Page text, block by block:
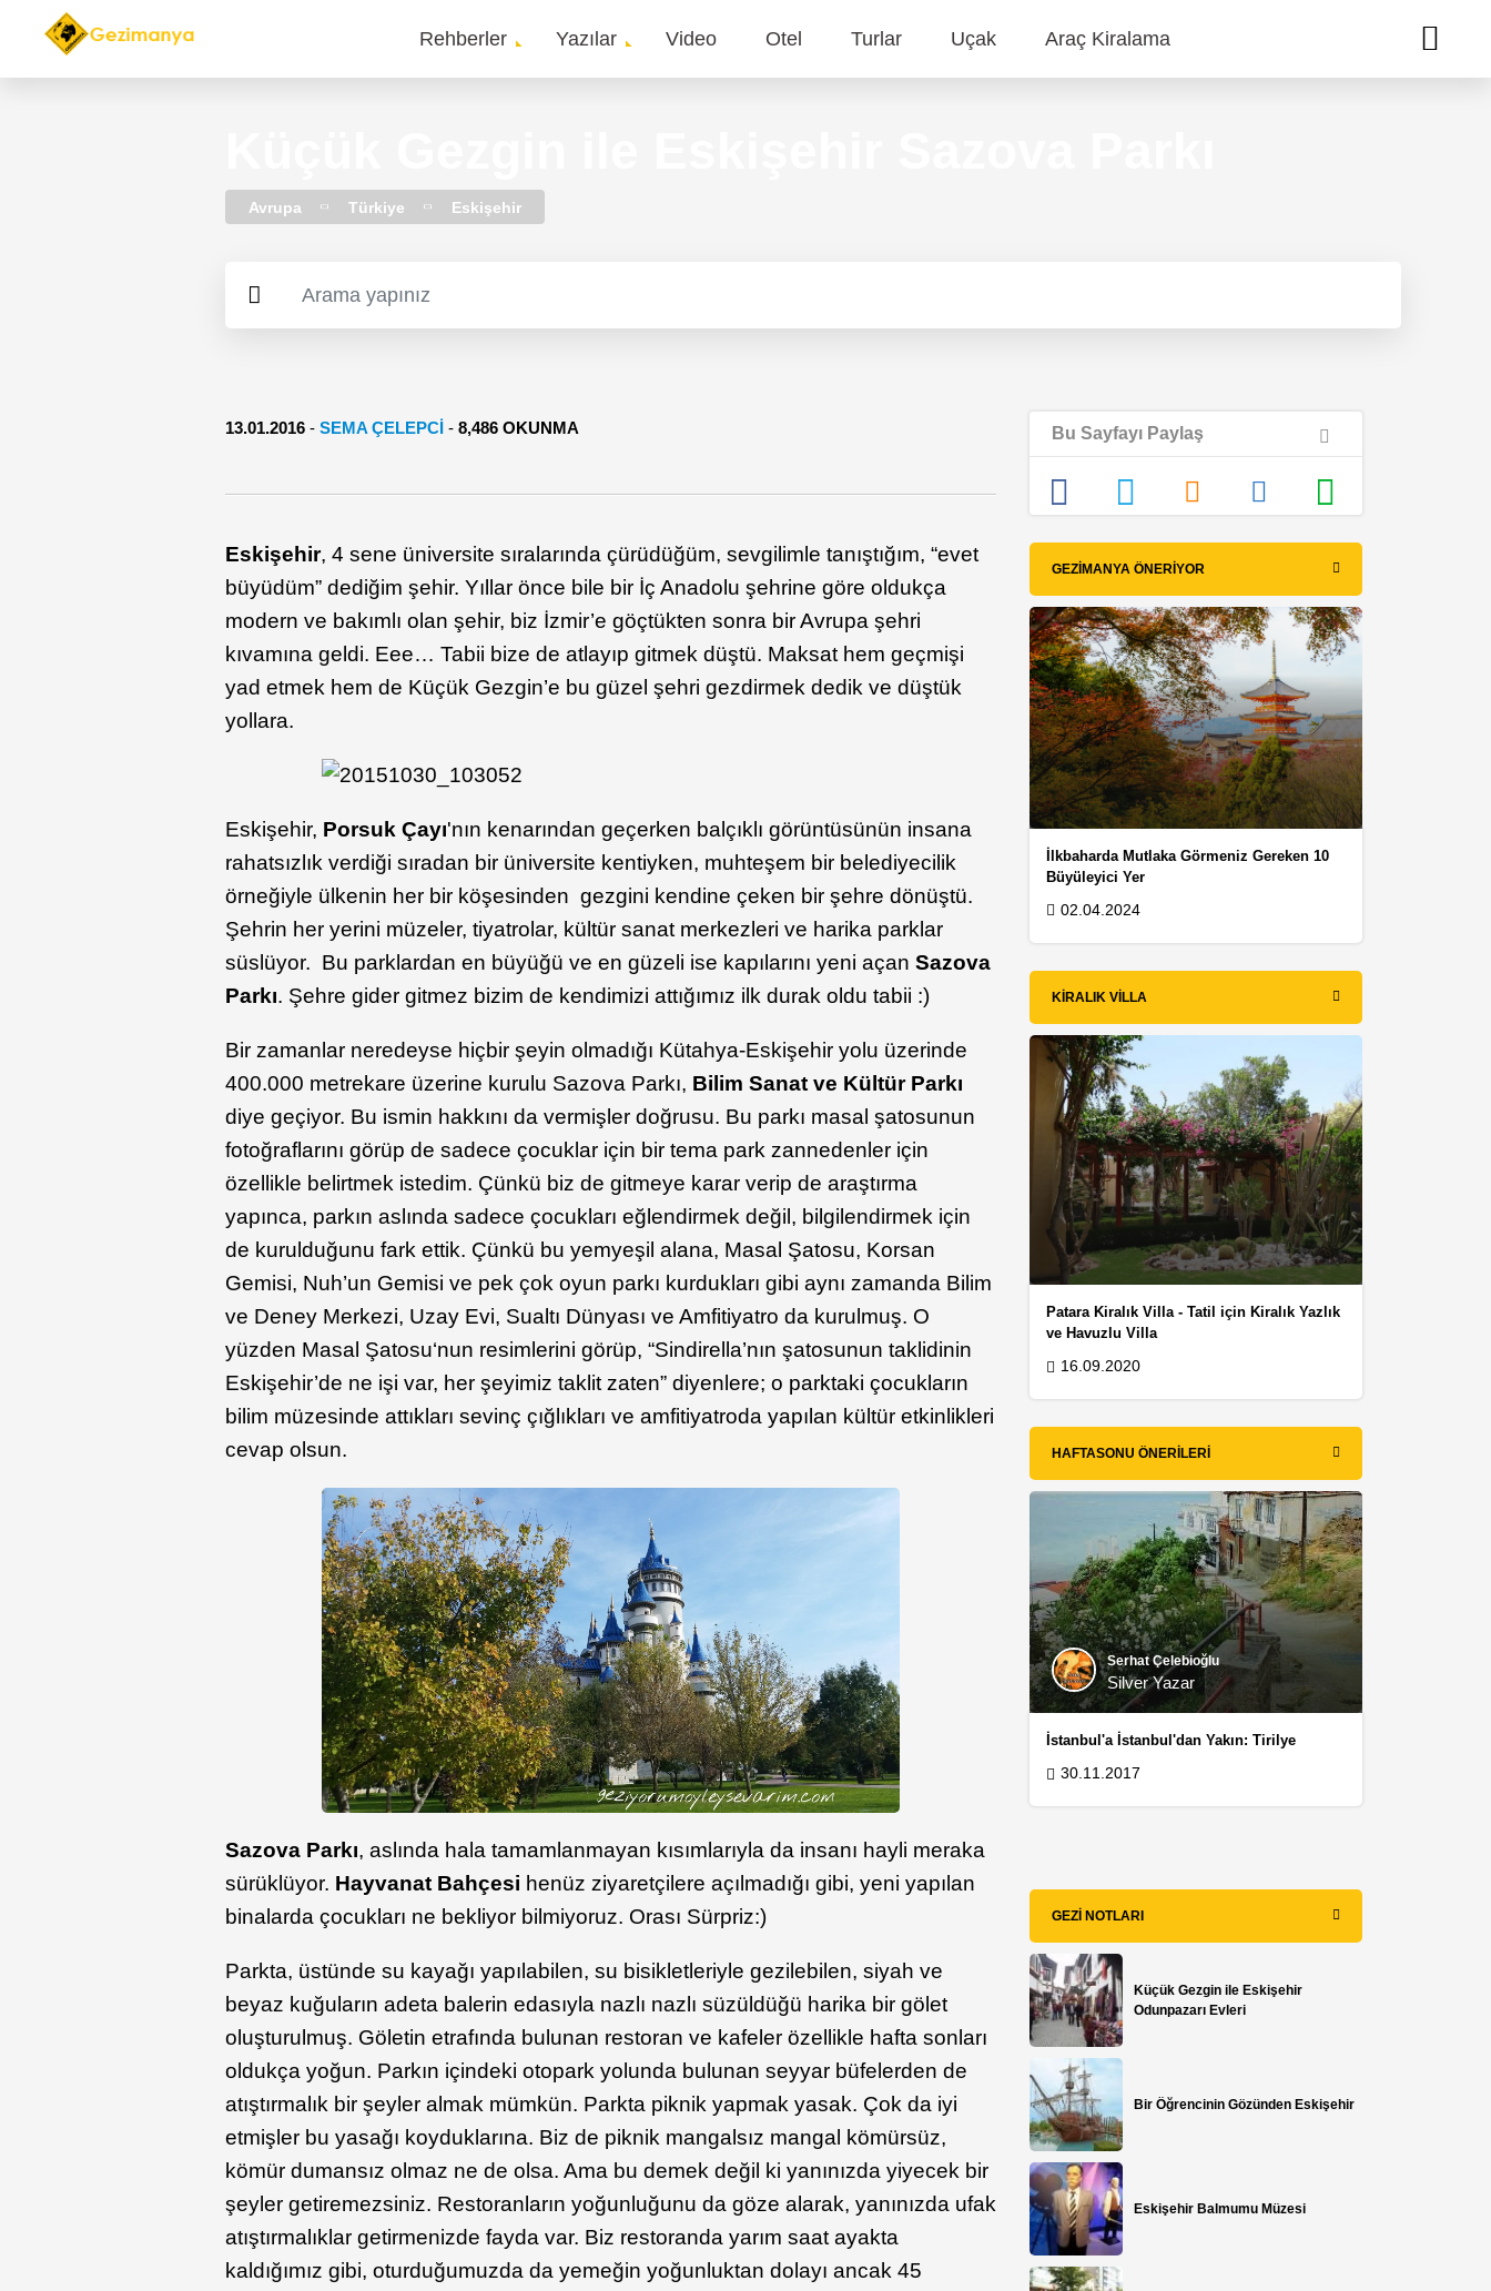
Main
Rehberler Yazılar Video Otel Turlar Uçak Araç Kiralama
Avrupa Türkiye Eskişehir
13.01.2016 -SEMA ÇELEPCI -8,486 OKUNMA
Eskişehir, 4 sene üniversite sıralarında çürüdüğüm, sevgilimle tanıştığım, “evet
büyüdüm” dediğim şehir. Yıllar önce bile bir İç Anadolu şehrine göre oldukça
modern ve bakımlı olan şehir, biz İzmir’e göçtükten sonra bir Avrupa şehri
kıvamına geldi. Eee… Tabii bize de atlayıp gitmek düştü. Maksat hem geçmişi
yad etmek hem de Küçük Gezgin’e bu güzel şehri gezdirmek dedik ve düştük
yollara.
Eskişehir, Porsuk Çayı'nın kenarından geçerken balçıklı görüntüsünün insana
rahatsızlık verdiği sıradan bir üniversite kentiyken, muhteşem bir belediyecilik
örneğiyle ülkenin her bir köşesinden gezgini kendine çeken bir şehre dönüştü.
Şehrin her yerini müzeler, tiyatrolar, kültür sanat merkezleri ve harika parklar
süslüyor. Bu parklardan en büyüğü ve en güzeli ise kapılarını yeni açanSazova
Parkı. Şehre gider gitmez bizim de kendimizi attığımız ilk durak oldu tabii :)
Bir zamanlar neredeyse hiçbir şeyin olmadığı Kütahya-Eskişehir yolu üzerinde
400.000 metrekare üzerine kurulu Sazova Parkı, Bilim Sanat ve Kültür Parkı
diye geçiyor. Bu ismin hakkını da vermişler doğrusu. Bu parkı masal şatosunun
fotoğraflarını görüp de sadece çocuklar için bir tema park zannedenler için
özellikle belirtmek istedim. Çünkü biz de gitmeye karar verip de araştırma
yapınca, parkın aslında sadece çocukları eğlendirmek değil, bilgilendirmek için
de kurulduğunu fark ettik. Çünkü bu yemyeşil alana, Masal Şatosu, Korsan
Gemisi, Nuh’un Gemisi ve pek çok oyun parkı kurdukları gibi aynı zamanda Bilim
ve Deney Merkezi, Uzay Evi, Sualtı Dünyası ve Amfitiyatro da kurulmuş. O
yüzden Masal Şatosu‘nun resimlerini görüp, “Sindirella’nın şatosunun taklidinin
Eskişehir’de ne işi var, her şeyimiz taklit zaten” diyenlere; o parktaki çocukların
bilim müzesinde attıkları sevinç çığlıkları ve amfitiyatroda yapılan kültür etkinlikleri
cevap olsun.
Sazova Parkı, aslında hala tamamlanmayan kısımlarıyla da insanı hayli meraka
sürüklüyor. Hayvanat Bahçesi henüz ziyaretçilere açılmadığı gibi, yeni yapılan
binalarda çocukları ne bekliyor bilmiyoruz. Orası Sürpriz:)
Parkta, üstünde su kayağı yapılabilen, su bisikletleriyle gezilebilen, siyah ve
beyaz kuğuların adeta balerin edasıyla nazlı nazlı süzüldüğü harika bir gölet
oluşturulmuş. Göletin etrafında bulunan restoran ve kafeler özellikle hafta sonları
oldukça yoğun. Parkın içindeki otopark yolunda bulunan seyyar büfelerden de
atıştırmalık bir şeyler almak mümkün. Parkta piknik yapmak yasak. Çok da iyi
etmişler bu yasağı koyduklarına. Biz de piknik mangalsız mangal kömürsüz,
kömür dumansız olmaz ne de olsa. Ama bu demek değil ki yanınızda yiyecek bir
şeyler getiremezsiniz. Restoranların yoğunluğunu da göze alarak, yanınızda ufak
atıştırmalıklar getirmenizde fayda var. Biz restoranda yarım saat ayakta
kaldığımız gibi, oturduğumuzda da yemeğin yoğunluktan dolayı ancak 45
Bu Sayfayı Paylaş
GEZIMANYA ÖNERIYOR
İlkbaharda Mutlaka Görmeniz Gereken 10
Büyüleyici Yer
02.04.2024
KIRALIK VILLA
Patara Kiralık Villa - Tatil için Kiralık Yazlık
ve Havuzlu Villa
16.09.2020
HAFTASONU ÖNERILERI
Serhat Çelebioğlu
Silver Yazar
İstanbul'a İstanbul'dan Yakın: Tirilye
30.11.2017
GEZI NOTLARI
Küçük Gezgin ile Eskişehir
Odunpazarı Evleri
Bir Öğrencinin Gözünden Eskişehir
Eskişehir Balmumu Müzesi